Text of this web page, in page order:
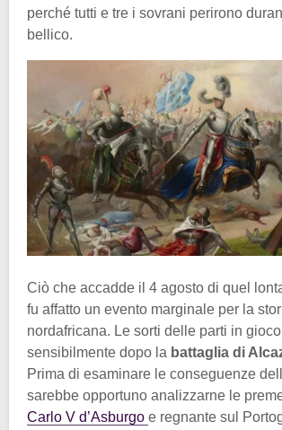
perché tutti e tre i sovrani perirono
bellico.
Ciò che accadde il 4 agosto di quel
fu affatto un evento marginale per la
nordafricana. Le sorti delle parti in
sensibilmente dopo la battaglia di
Prima di esaminare le conseguenze
sarebbe opportuno analizzarne le
Carlo V d’Asburgo e regnante sul